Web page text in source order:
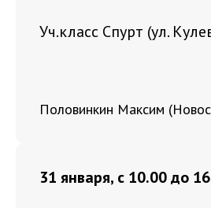
Уч.класс Спурт (ул.
Половинкин Максим
31 января, с 10.00 до